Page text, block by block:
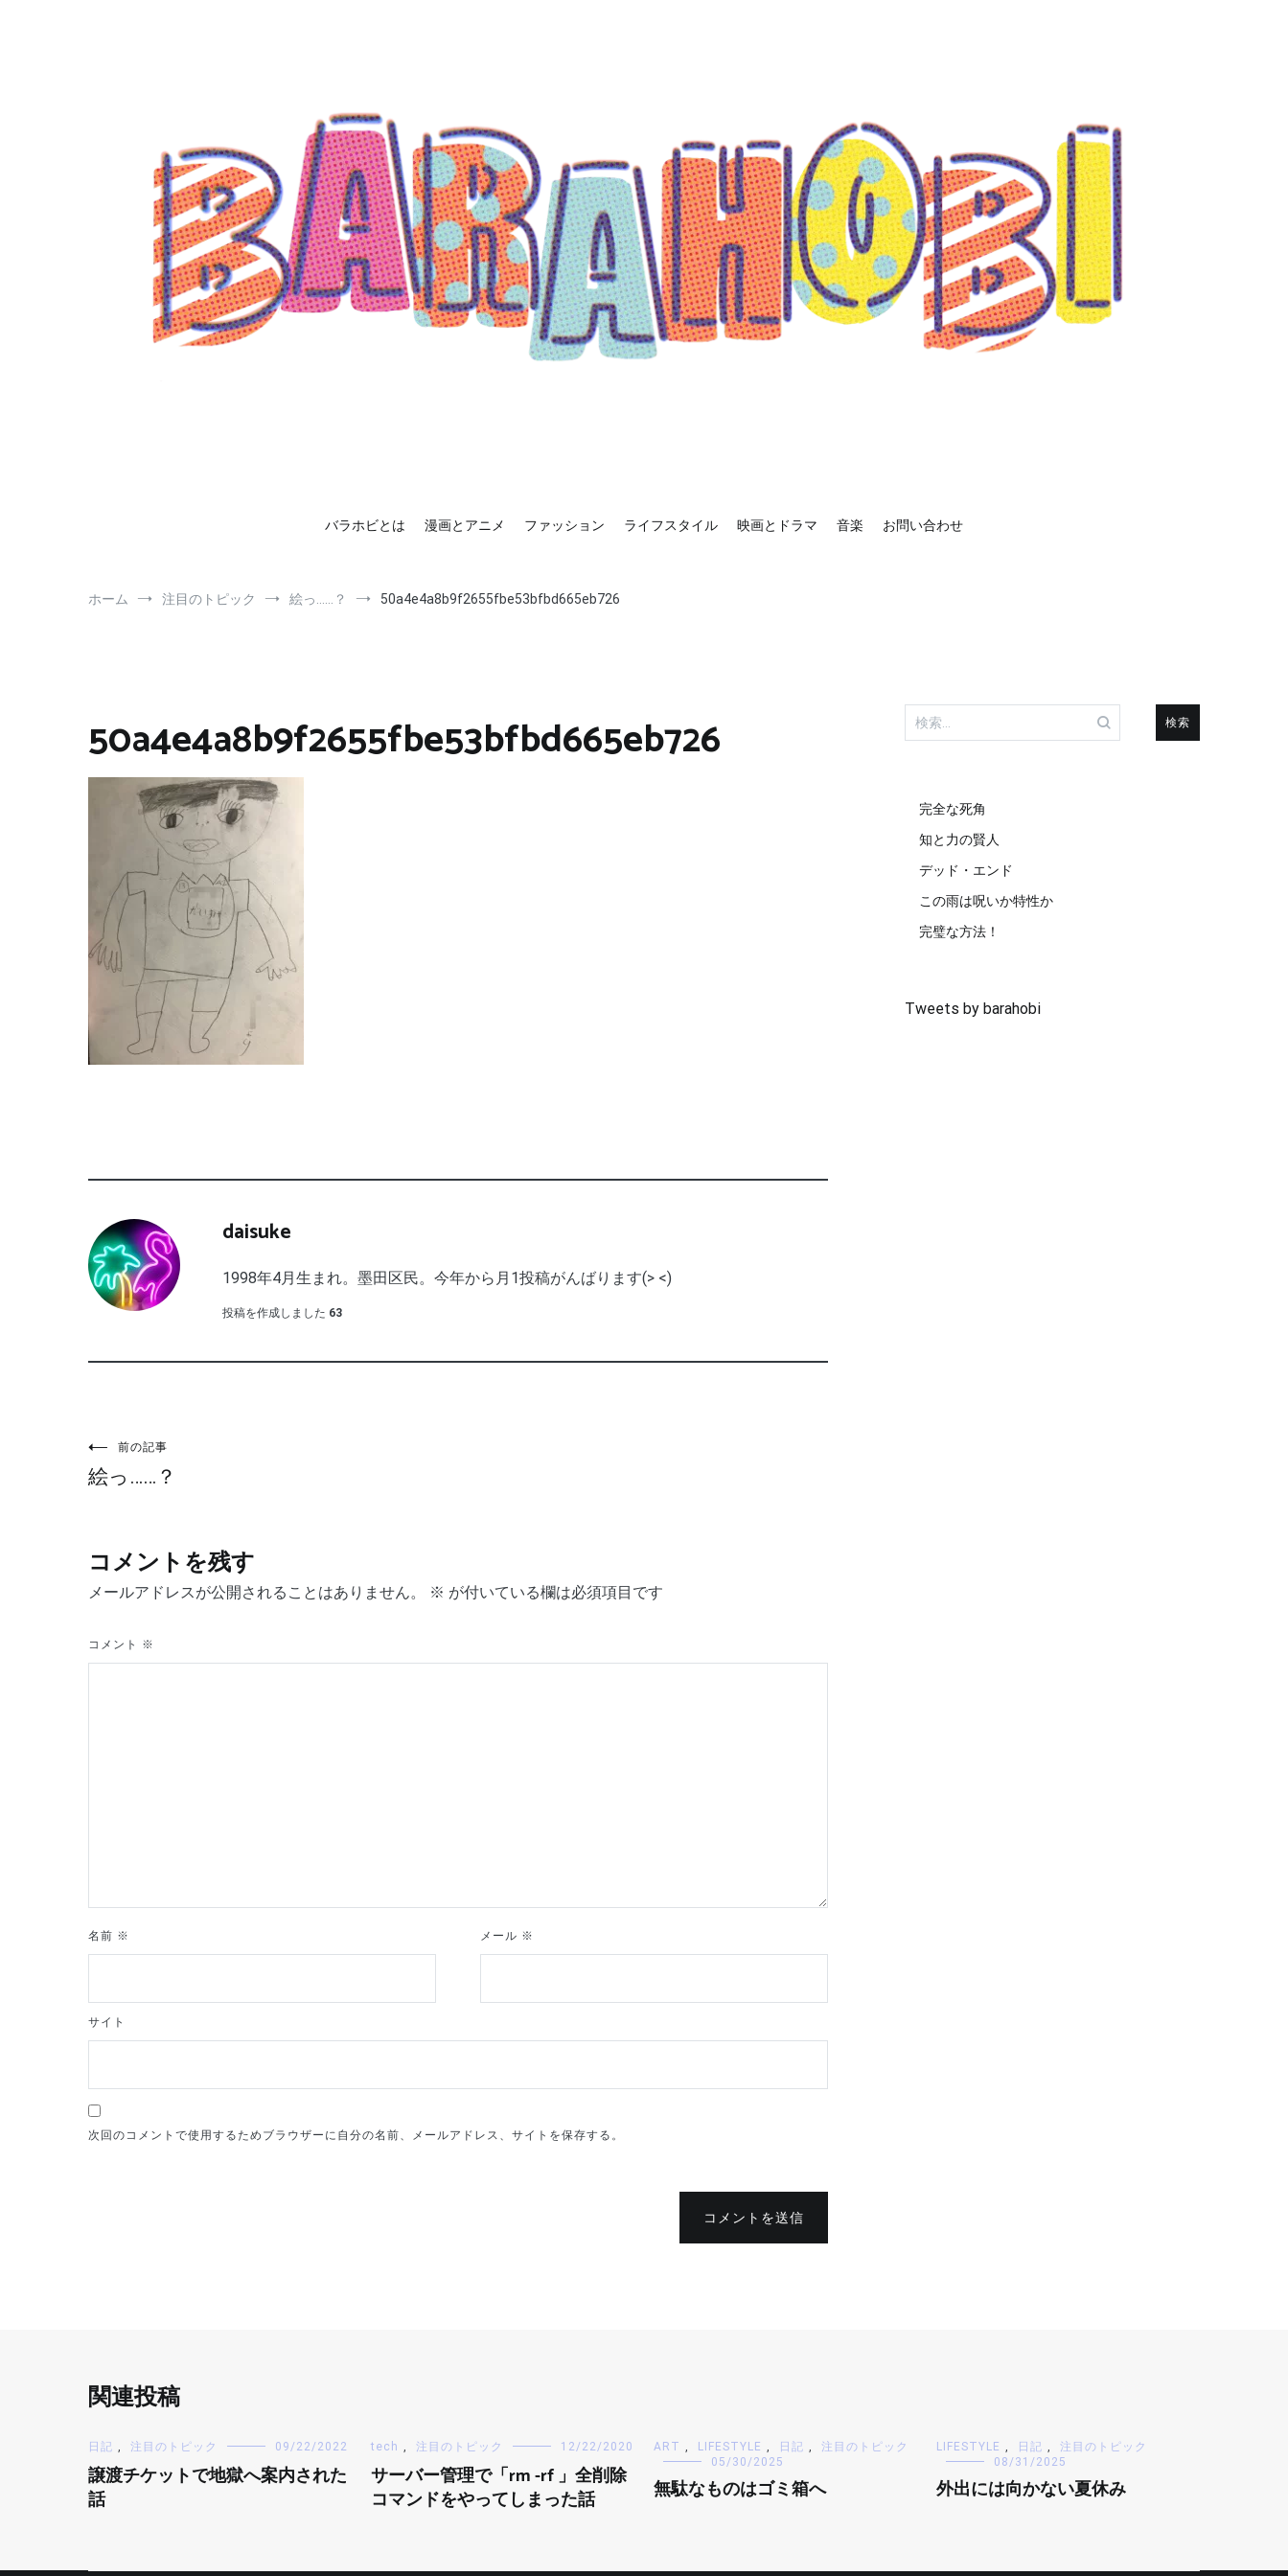
バラホビとは
漫画とアニメ ファッション ライフスタイル 映画とドラマ 音楽 お問い合わせ
ホーム 注目のトピック 絵っ……？ 50a4e4a8b9f2655fbe53bfbd665eb726
50a4e4a8b9f2655fbe53bfbd665eb726
daisuke
1998年4月生まれ。墨田区民。今年から月1投稿がんばります(> <)
投稿を作成しました 63
投
ナ
ビ
ゲ
前の記事
絵っ……？
コメントを残す
メールアドレスが公開されることはありません。 ※ が付いている欄は必須項目です
コメント ※
名前 ※ メール ※
サイト
次回のコメントで使用するためブラウザーに自分の名前、メールアドレス、サイトを保存する。
コメントを送信
検
索:
完全な死角
知と力の賢人
デッド・エンド
この雨は呪いか特性か
完璧な方法！
Tweets by barahobi
関連投稿
日記 注目のトピック 09/22/2022
譲渡チケットで地獄へ案内された
話
tech 注目のトピック 12/22/2020
サーバー管理で「rm -rf 」全削除
コマンドをやってしまった話
ART LIFESTYLE 日記
注目のトピック
05/30/2025
無駄なものはゴミ箱へ
LIFESTYLE 日記
注目のトピック
08/31/2025
外出には向かない夏休み